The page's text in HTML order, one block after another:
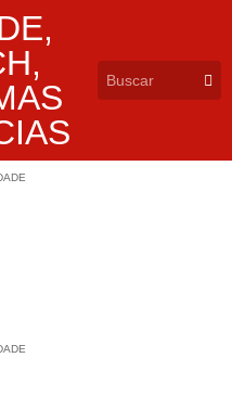
,
,